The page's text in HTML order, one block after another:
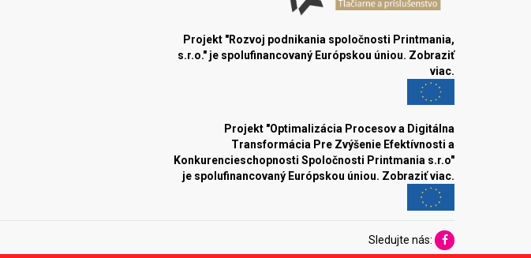
Projekt "Rozvoj podnikania spoločnosti Printmania,
s.r.o." je spolufinancovaný Európskou úniou. Zobraziť
viac.
Projekt "Optimalizácia Procesov a Digitálna
Transformácia Pre Zvýšenie Efektívnosti a
Konkurencieschopnosti Spoločnosti Printmania s.r.o"
je spolufinancovaný Európskou úniou. Zobraziť viac.
Sledujte nás: